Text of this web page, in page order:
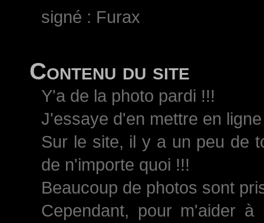
signé : Furax
Contenu du site
Y'a de la photo pardi !!!
J'essaye d'en mettre en
Sur le site, il y a un peu de
de n'importe quoi !!!
Beaucoup de photos sont
Cependant, pour m'aider